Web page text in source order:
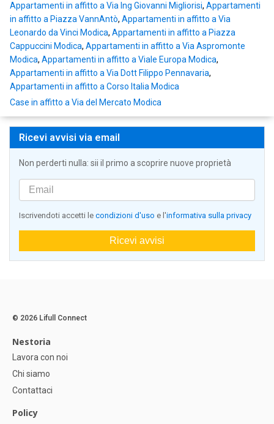
Appartamenti in affitto a Via Ing Giovanni Migliorisi, Appartamenti
in affitto a Piazza VannAntò, Appartamenti in affitto a Via
Leonardo da Vinci Modica, Appartamenti in affitto a Piazza
Cappuccini Modica, Appartamenti in affitto a Via Aspromonte
Modica, Appartamenti in affitto a Viale Europa Modica,
Appartamenti in affitto a Via Dott Filippo Pennavaria,
Appartamenti in affitto a Corso Italia Modica
Case in affitto a Via del Mercato Modica
Ricevi avvisi via email
Non perderti nulla: sii il primo a scoprire nuove proprietà
Iscrivendoti accetti le condizioni d'uso e l'informativa sulla privacy
Ricevi avvisi
© 2026 Lifull Connect
Nestoria
Lavora con noi
Chi siamo
Contattaci
Policy